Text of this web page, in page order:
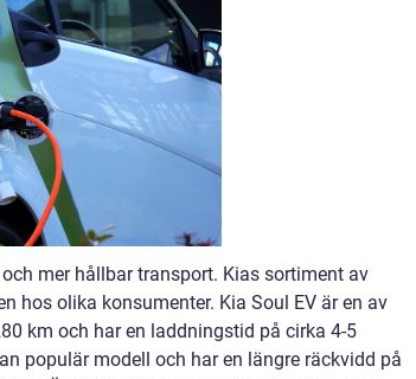
mer hållbar transport. Kias sortiment av
hos olika konsumenter. Kia Soul EV är en av
km och har en laddningstid på cirka 4-5
populär modell och har en längre räckvidd på